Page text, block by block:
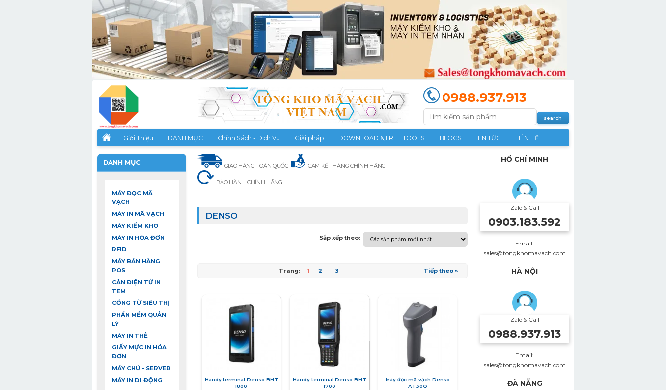
0988.937.913
Giới Thiệu DANH MỤC Chính Sách - Dịch Vụ Giải pháp DOWNLOAD & FREE TOOLS BLOGS TIN TỨC LIÊN HỆ
DANH MỤC
MÁY ĐỌC MÃ
VẠCH
MÁY IN MÃ VẠCH
MÁY KIỂM KHO
MÁY IN HÓA ĐƠN
RFID
MÁY BÁN HÀNG
POS
CÂN ĐIỆN TỬ IN
TEM
CỔNG TỪ SIÊU THỊ
PHẦN MỀM QUẢN
LÝ
MÁY IN THẺ
GIẤY MỰC IN HÓA
ĐƠN
MÁY CHỦ - SERVER
MÁY IN DI ĐỘNG
GIAO HÀNG TOÀN QUỐC CAM KẾT HÀNG CHÍNH HÃNG
BẢO HÀNH CHÍNH HÃNG
DENSO
Sắp xếp theo:
Tiếp theo »
Trang: 1 2 3
Handy terminal Denso BHT
1800
Handy terminal Denso BHT
1700
Máy đọc mã vạch Denso
AT30Q
HỒ CHÍ MINH
Zalo & Call
0903.183.592
Email:
sales@tongkhomavach.com
HÀ NỘI
Zalo & Call
0988.937.913
Email:
sales@tongkhomavach.com
ĐÀ NẴNG